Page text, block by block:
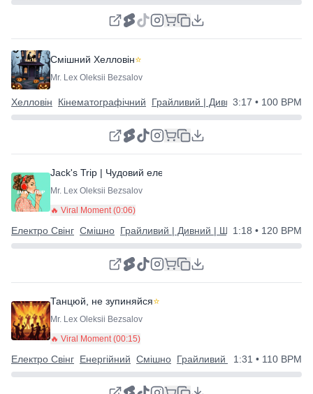
Смішний Хелловін⭐
Mr. Lex Oleksii Bezsalov
Хелловін Кінематографічний Грайливий | Дивний | Щасливий
3:17 • 100 BPM
Jack's Trip | Чудовий електро свінг трек
Mr. Lex Oleksii Bezsalov
🔥 Viral Moment (0:06)
Електро Свінг Смішно Грайливий | Дивний | Щасливий
1:18 • 120 BPM
Танцюй, не зупиняйся⭐
Mr. Lex Oleksii Bezsalov
🔥 Viral Moment (00:15)
Електро Свінг Енергійний Смішно Грайливий | Дивний |
1:31 • 110 BPM